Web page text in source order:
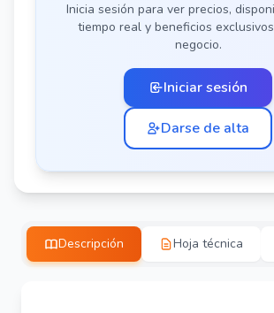
Inicia sesión para ver precios,
tiempo real y beneficios
negocio.
Iniciar sesión
Darse de alta
Descripción Hoja técnica